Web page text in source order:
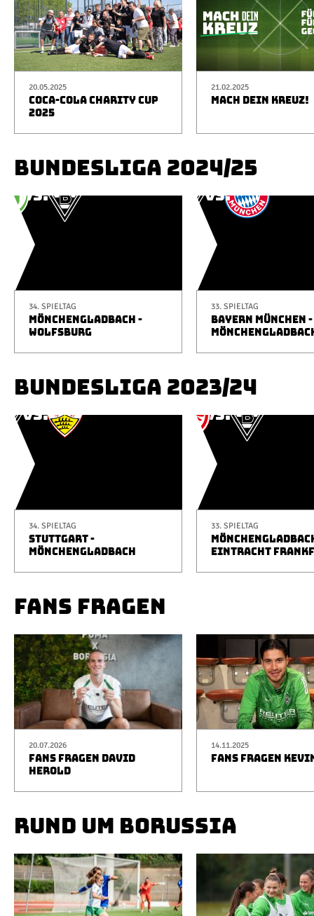
20.05.2025
COCA-COLA CHARITY CUP
2025
21.02.2025
MACH DEIN KREUZ!
BUNDESLIGA 2024/25
34. SPIELTAG
MÖNCHENGLADBACH -
WOLFSBURG
33. SPIELTAG
BAYERN MÜNCHEN -
BUNDESLIGA 2023/24
34. SPIELTAG
STUTTGART -
MÖNCHENGLADBACH
33. SPIELTAG
EINTRACHT
FANS FRAGEN
20.07.2026
FANS FRAGEN DAVID
HEROLD
14.11.2025
FANS FRAGEN
RUND UM BORUSSIA